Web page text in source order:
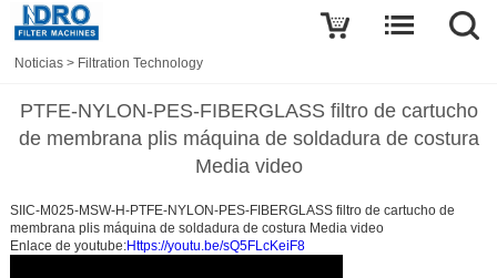
Noticias > Filtration Technology
PTFE-NYLON-PES-FIBERGLASS filtro de cartucho
de membrana plis máquina de soldadura de costura
Media video
SIIC-M025-MSW-H-PTFE-NYLON-PES-FIBERGLASS filtro de cartucho de
membrana plis máquina de soldadura de costura Media video
Enlace de youtube:Https://youtu.be/sQ5FLcKeiF8